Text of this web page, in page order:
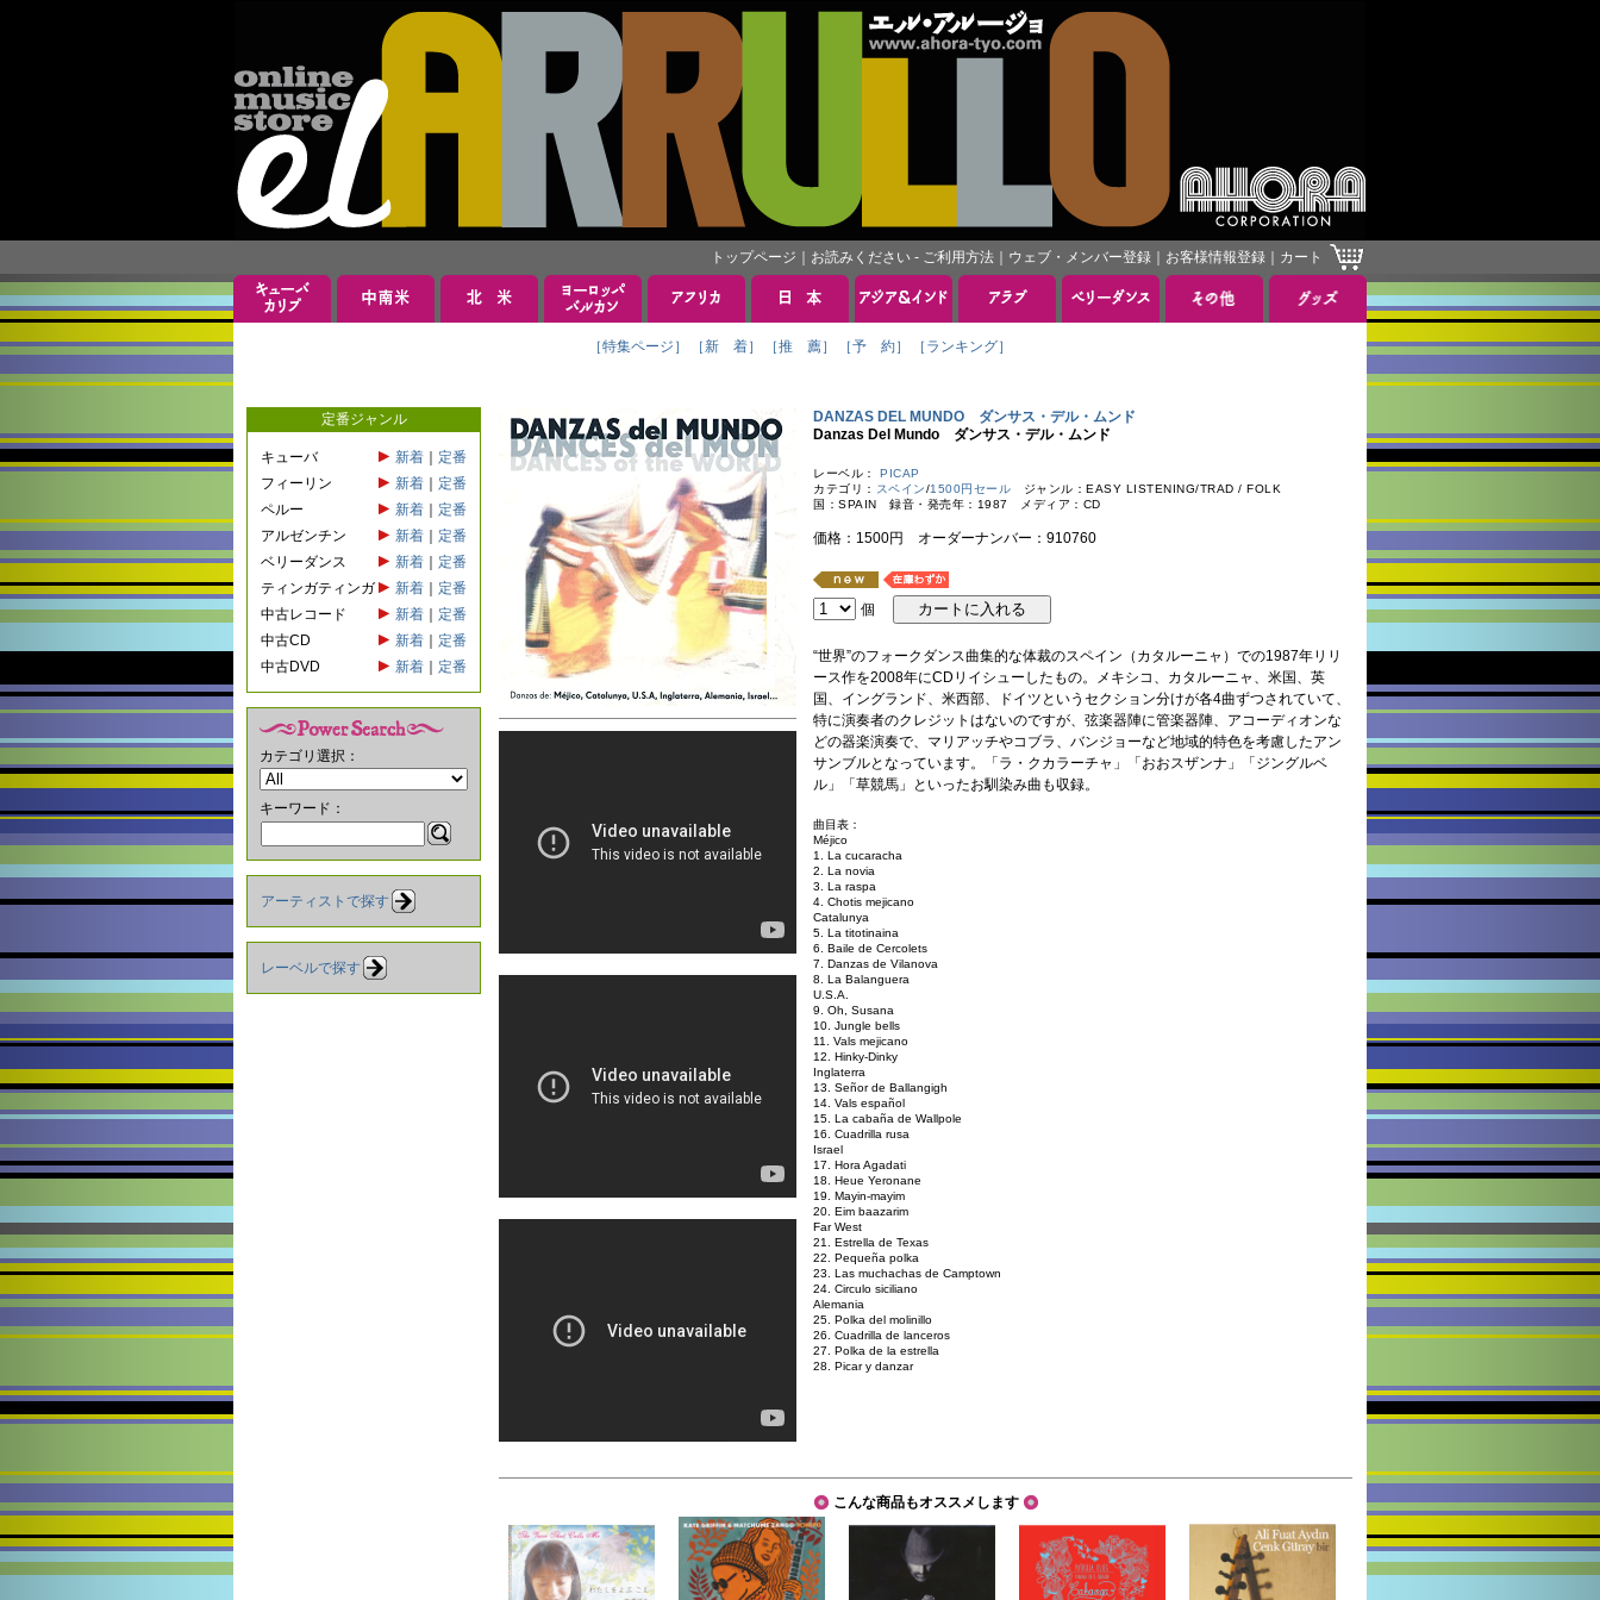
トップページ お読みください - ご利用方法 ウェブ・メンバー登録 お客様情報登録 カート
［特集ページ］ ［新 着］ ［推 薦］ ［予 約］ ［ランキング］
定番ジャンル
キューバ 新着
定番
フィーリン
新着
定番
ペルー
新着
定番
アルゼンチン
新着
定番
ベリーダンス
新着
定番
ティンガティンガ
新着
定番
中古レコード
新着
定番
中古CD
新着
定番
中古DVD
新着 定番
カテゴリ選択：
キーワード：
アーティストで探す
レーベルで探す
DANZAS DEL MUNDO ダンサス・デル・ムンド
Danzas Del Mundo ダンサス・デル・ムンド
レーベル： PICAP
カテゴリ： スペイン/1500円セール ジャンル：EASY LISTENING/TRAD / FOLK
国：SPAIN 録音・発売年：1987 メディア：CD
価格：1500円 オーダーナンバー：910760
個
“世界”のフォークダンス曲集的な体裁のスペイン（カタルーニャ）での1987年リリ
ース作を2008年にCDリイシューしたもの。メキシコ、カタルーニャ、米国、英
国、イングランド、米西部、ドイツというセクション分けが各4曲ずつされていて、
特に演奏者のクレジットはないのですが、弦楽器陣に管楽器陣、アコーディオンな
どの器楽演奏で、マリアッチやコブラ、バンジョーなど地域的特色を考慮したアン
サンブルとなっています。「ラ・クカラーチャ」「おおスザンナ」「ジングルベ
ル」「草競馬」といったお馴染み曲も収録。
曲目表：
Méjico
1. La cucaracha
2. La novia
3. La raspa
4. Chotis mejicano
Catalunya
5. La titotinaina
6. Baile de Cercolets
7. Danzas de Vilanova
8. La Balanguera
U.S.A.
9. Oh, Susana
10. Jungle bells
11. Vals mejicano
12. Hinky-Dinky
Inglaterra
13. Señor de Ballangigh
14. Vals español
15. La cabaña de Wallpole
16. Cuadrilla rusa
Israel
17. Hora Agadati
18. Heue Yeronane
19. Mayin-mayim
20. Eim baazarim
Far West
21. Estrella de Texas
22. Pequeña polka
23. Las muchachas de Camptown
24. Circulo siciliano
Alemania
25. Polka del molinillo
26. Cuadrilla de lanceros
27. Polka de la estrella
28. Picar y danzar
こんな商品もオススメします